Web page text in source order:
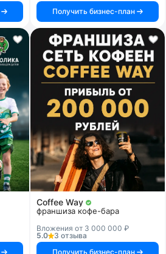
Получить бизнес-план
Coffee Way
франшиза кофе-бара
Вложения от 3 000 000 ₽
5.0
3 отзыва
Получить бизнес-план